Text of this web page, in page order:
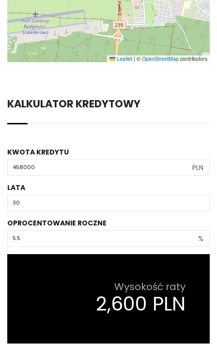
Leaflet | © OpenStreetMap contributors
KALKULATOR KREDYTOWY
KWOTA KREDYTU
PLN
LATA
OPROCENTOWANIE ROCZNE
%
Wysokość raty
2,600 PLN